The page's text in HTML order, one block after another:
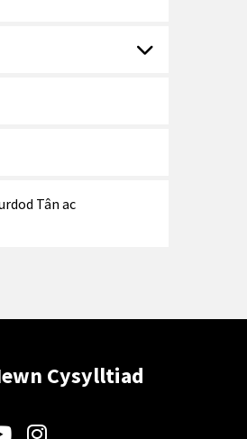
Tân ac
Cysylltiad